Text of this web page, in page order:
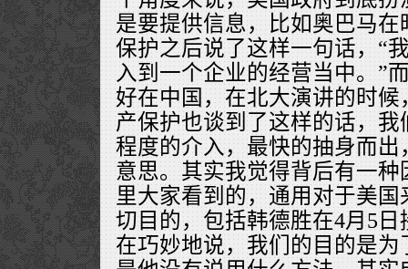
是要提供信息，比如奥巴马
保护之后说了这样一句话，“
入到一个企业的经营当中。”
好在中国，在北大演讲的时
产保护也谈到了这样的话，
程度的介入，最快的抽身而
意思。其实我觉得背后有一
里大家看到的，通用对于美
切目的，包括韩德胜在4月5
在巧妙地说，我们的目的是